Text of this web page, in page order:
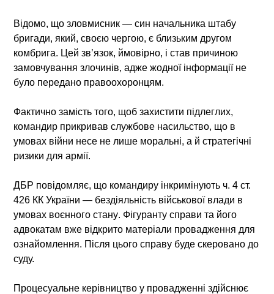
Відомо, що зловмисник —син начальника штабу
бригади, який, своєю чергою,є близьким другом
комбрига. Цей зв’язок, ймовірно, і став причиною
замовчування злочинів, адже жодної інформації не
було передано правоохоронцям.
Фактично замість того, щоб захистити підлеглих,
командир прикривав службове насильство, що в
умовах війни несе не лише моральні, а й стратегічні
ризики для армії.
ДБР повідомляє, що командиру інкримінують ч. 4 ст.
426 КК України — бездіяльність військової влади в
умовах воєнного стану. Фігуранту справи та його
адвокатам вже відкрито матеріали провадження для
ознайомлення. Після цього справу буде скеровано до
суду.
Процесуальне керівництво у провадженні здійснює